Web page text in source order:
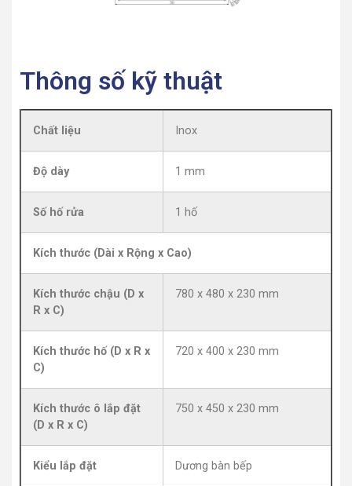
Thông số kỹ thuật
Chất liệu Inox
Độ dày 1 mm
Số hố rửa 1 hố
Kích thước (Dài x Rộng x Cao)
Kích thước chậu (D x
R x C)
780 x 480 x 230 mm
Kích thước hố (D x R x
C)
720 x 400 x 230 mm
Kích thước ô lắp đặt
(D x R x C)
750 x 450 x 230 mm
Kiểu lắp đặt Dương bàn bếp